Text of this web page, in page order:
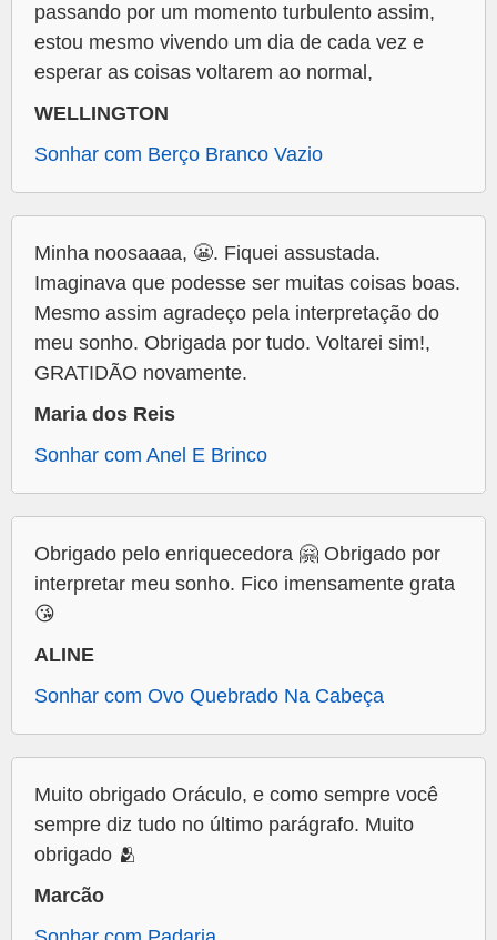
passando por um momento turbulento assim,
estou mesmo vivendo um dia de cada vez e
esperar as coisas voltarem ao normal,
WELLINGTON
Sonhar com Berço Branco Vazio
Minha noosaaaa, 😬. Fiquei assustada.
Imaginava que podesse ser muitas coisas boas.
Mesmo assim agradeço pela interpretação do
meu sonho. Obrigada por tudo. Voltarei sim!,
GRATIDÃO novamente.
Maria dos Reis
Sonhar com Anel E Brinco
Obrigado pelo enriquecedora 🤗 Obrigado por
interpretar meu sonho. Fico imensamente grata
😘
ALINE
Sonhar com Ovo Quebrado Na Cabeça
Muito obrigado Oráculo, e como sempre você
sempre diz tudo no último parágrafo. Muito
obrigado 🫂
Marcão